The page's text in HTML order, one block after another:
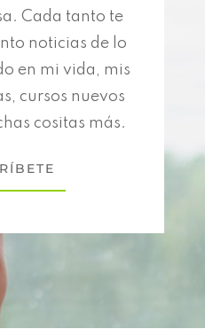
Cada tanto te
noticias de lo
en mi vida, mis
cursos nuevos
cositas más.